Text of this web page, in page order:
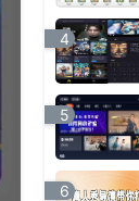
4
5
6